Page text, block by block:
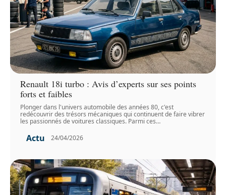
Renault 18i turbo : Avis d’experts sur ses points
forts et faibles
Plonger dans l'univers automobile des années 80, c'est
redécouvrir des trésors mécaniques qui continuent de faire vibrer
les passionnés de voitures classiques. Parmi ces…
Actu 24/04/2026